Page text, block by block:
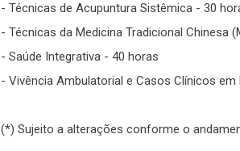
- Técnicas de Acupuntura Sistêmica - 30
- Técnicas da Medicina Tradicional Chinesa
- Saúde Integrativa - 40 horas
- Vivência Ambulatorial e Casos Clínicos
(*) Sujeito a alterações conforme o